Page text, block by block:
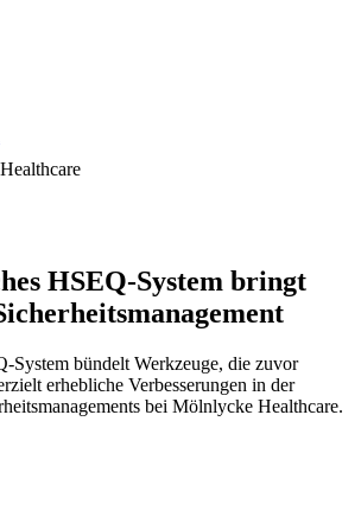
HSEQ-System bringt
System bündelt Werkzeuge, die zuvor
erhebliche Verbesserungen in der
bei Mölnlycke Healthcare.